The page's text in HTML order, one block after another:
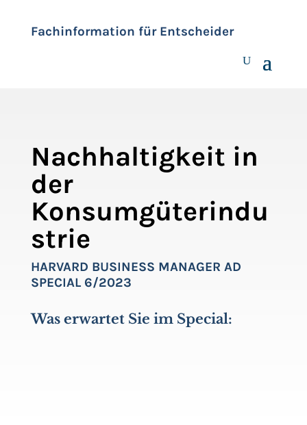
Fachinformation für Entscheider
Nachhaltigkeit in
der
Konsumgüterindu
strie
HARVARD BUSINESS MANAGER AD
SPECIAL 6/2023
Was erwartet Sie im Special: